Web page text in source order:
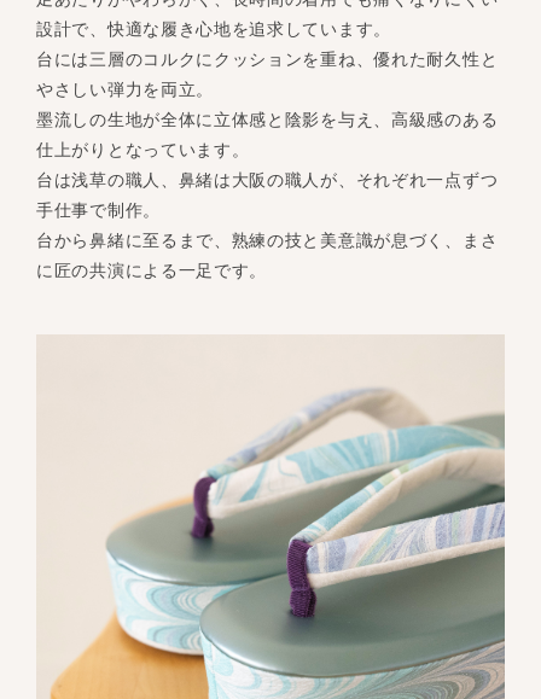
設計で、快適な履き心地を追求しています。
台には三層のコルクにクッションを重ね、優れた耐久性と
やさしい弾力を両立。
墨流しの生地が全体に立体感と陰影を与え、高級感のある
仕上がりとなっています。
台は浅草の職人、鼻緒は大阪の職人が、それぞれ一点ずつ
手仕事で制作。
台から鼻緒に至るまで、熟練の技と美意識が息づく、まさ
に匠の共演による一足です。